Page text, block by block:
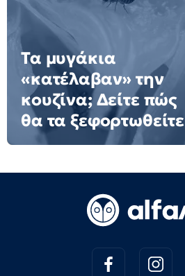
Τα μυγάκια
«κατέλαβαν» την
κουζίνα; Δείτε πώς
θα τα ξεφορτωθείτε